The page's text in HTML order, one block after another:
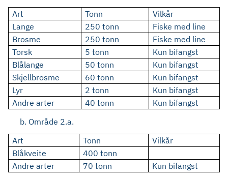
Art
Tonn
Vilkår
Lange
250 tonn
Fiske med line
Brosme
250 tonn
Fiske med line
Torsk
5 tonn
Kun bifangst
Blålange
50 tonn
Kun bifangst
Skjellbrosme
60 tonn
Kun bifangst
Lyr
2 tonn
Kun bifangst
Andre arter
40 tonn
Kun bifangst
Område 2.a.
Art
Tonn
Vilkår
Blåkveite
400 tonn
Andre arter
70 tonn
Kun bifangst